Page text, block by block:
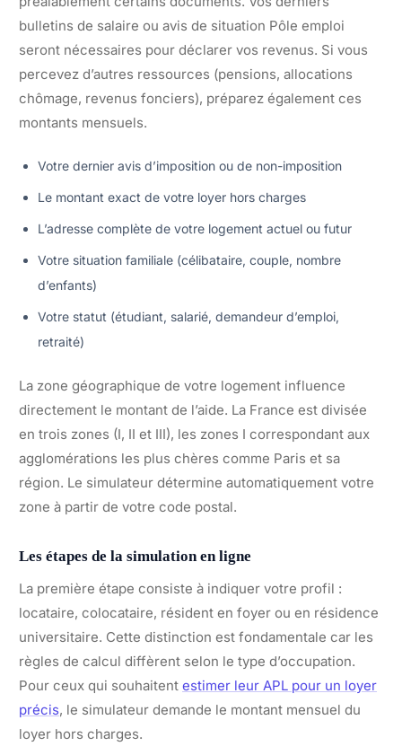
bulletins de salaire ou avis de situation Pôle emploi
seront nécessaires pour déclarer vos revenus. Si vous
percevez d’autres ressources (pensions, allocations
chômage, revenus fonciers), préparez également ces
montants mensuels.
Votre dernier avis d’imposition ou de non-imposition
Le montant exact de votre loyer hors charges
L’adresse complète de votre logement actuel ou futur
Votre situation familiale (célibataire, couple, nombre
d’enfants)
Votre statut (étudiant, salarié, demandeur d’emploi,
retraité)
La zone géographique de votre logement influence
directement le montant de l’aide. La France est divisée
en trois zones (I, II et III), les zones I correspondant aux
agglomérations les plus chères comme Paris et sa
région. Le simulateur détermine automatiquement votre
zone à partir de votre code postal.
Les étapes de la simulation en ligne
La première étape consiste à indiquer votre profil :
locataire, colocataire, résident en foyer ou en résidence
universitaire. Cette distinction est fondamentale car les
règles de calcul diffèrent selon le type d’occupation.
Pour ceux qui souhaitent estimer leur APL pour un loyer
précis, le simulateur demande le montant mensuel du
loyer hors charges.